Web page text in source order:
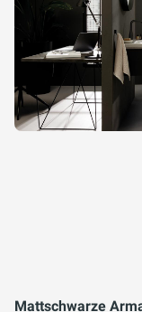
Mattschwarze